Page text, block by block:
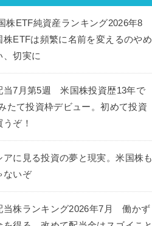
株ETF純資産ランキング2026年8
ETFは頻繁に名前を変えるのやめ
、切実に
当7月第5週 米国株投資歴13年で
たて投資枠デビュー。初めて投資
ぞ！
アに見る投資の夢と現実。米国株も
ないぞ
当株ランキング2026年7月 働かず